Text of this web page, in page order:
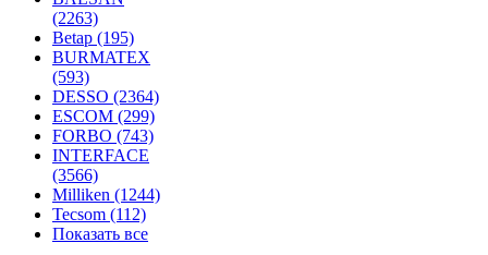
(2263)
Betap (195)
BURMATEX
(593)
DESSO (2364)
ESCOM (299)
FORBO (743)
INTERFACE
(3566)
Milliken (1244)
Tecsom (112)
Показать все